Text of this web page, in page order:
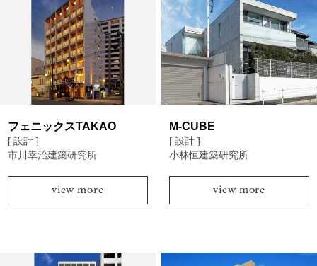
フェニックスTAKAO
[ 設計 ]
市川幸治建築研究所
view more
M-CUBE
[ 設計 ]
小林恒建築研究所
view more